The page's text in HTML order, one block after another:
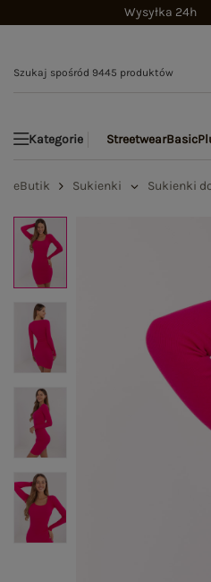
Wysyłka 24h
Kategorie StreetwearBasic
eButik Sukienki Sukienki